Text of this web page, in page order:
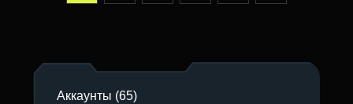
Аккаунты (65)